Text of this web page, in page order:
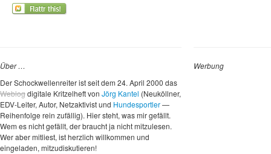
Über …
Der Schockwellenreiter ist seit dem 24. April 2000 das
Weblogdigitale Kritzelheft von Jörg Kantel (Neuköllner,
EDV-Leiter, Autor, Netzaktivist und Hundesportler—
Reihenfolge rein zufällig). Hier steht, was mir gefällt.
Wem es nicht gefällt, der braucht ja nicht mitzulesen.
Wer aber mitliest, ist herzlich willkommen und
eingeladen, mitzudiskutieren!
Werbung